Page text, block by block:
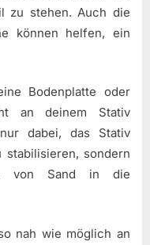
zu stehen. Auch die
können helfen, ein
Bodenplatte oder
an deinem Stativ
dabei, das Stativ
sondern
von Sand in die
nah wie möglich an